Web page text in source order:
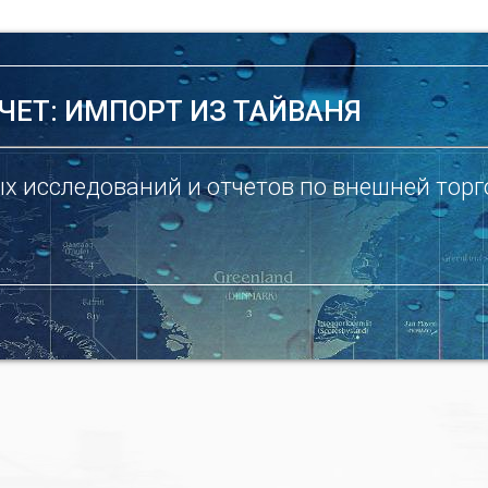
ИМПОРТ ИЗ ТАЙВАНЯ
исследований и отчетов по внешней